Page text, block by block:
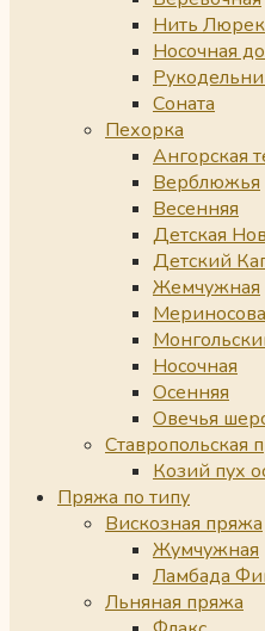
Нить
Носочная
Соната
Пехорка
Ангорская
Верблюжья
Весенняя
Детская
Детский
Жемчужная
Носочная
Осенняя
Овечья
Ставропольская
Козий пух
Пряжа по типу
Вискозная пряжа
Жумчужная
Ламбада
Льняная пряжа